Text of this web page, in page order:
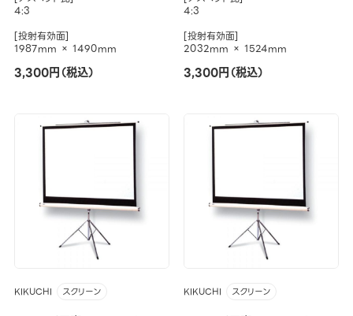
4:3
[投射有効面]
1987mm × 1490mm
3,300円（税込）
4:3
[投射有効面]
2032mm × 1524mm
3,300円（税込）
KIKUCHI スクリーン KIKUCHI スクリーン